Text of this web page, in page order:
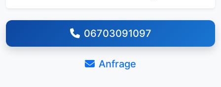
06703091097
Anfrage